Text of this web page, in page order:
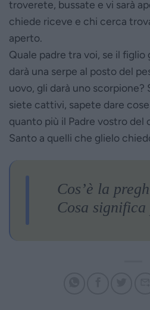
troverete, bussate e vi sarà
chiede riceve e chi cerca
aperto.
Quale padre tra voi, se il
darà una serpe al posto del
uovo, gli darà uno scorpione?
siete cattivi, sapete dare
quanto più il Padre vostro del
Santo a quelli che glielo
Cos’è la
Cosa